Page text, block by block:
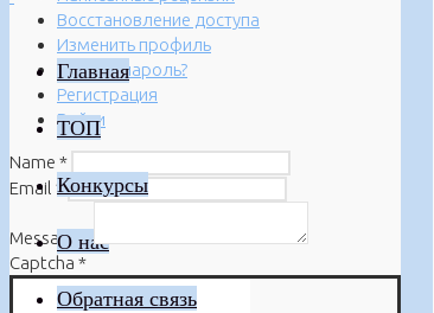
Главная
ТОП
Конкурсы
О нас
Обратная связь
Восстановление доступа
Изменить профиль
Забыли пароль?
Регистрация
Войти
Name *
Email *
Message*
Captcha *